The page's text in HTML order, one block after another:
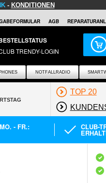
- KONDITIONEN
AGB
TRENDY-LOGIN
NOTFALLRADIO
TOP 20
- FR.: CLUB-